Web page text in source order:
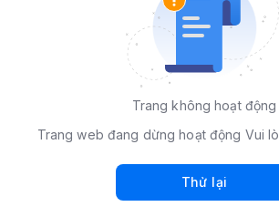
Trang không hoạt động
Trang web đang dừng hoạt động Vui
Thử lại